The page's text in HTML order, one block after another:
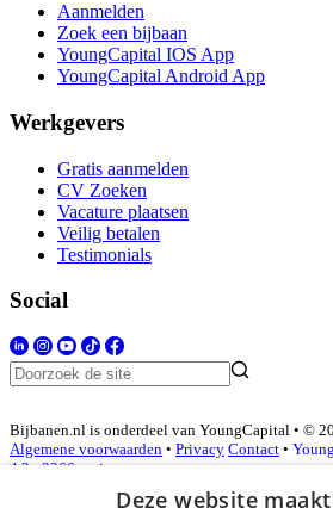
Aanmelden
Zoek een bijbaan
YoungCapital IOS App
YoungCapital Android App
Werkgevers
Gratis aanmelden
CV Zoeken
Vacature plaatsen
Veilig betalen
Testimonials
Social
Bijbanen.nl is onderdeel van YoungCapital • ©
Algemene voorwaarden • Privacy Contact •
4.3 - 3366 reviews
Deze website